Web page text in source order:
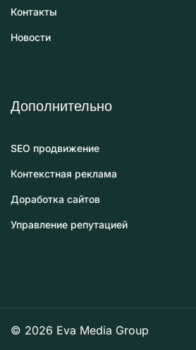
Контакты
Новости
Дополнительно
SEO продвижение
Контекстная реклама
Доработка сайтов
Управление репутацией
© 2026 Eva Media Group